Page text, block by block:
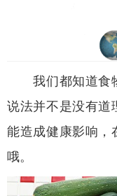
我们都知道食物
说法并不是没有道
能造成健康影响，
哦。